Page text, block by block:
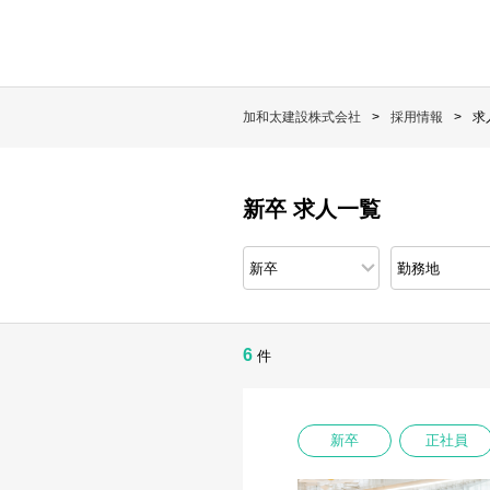
加和太建設株式会社 採用情報 求
新卒 求人一覧
6 件
新卒 正社員